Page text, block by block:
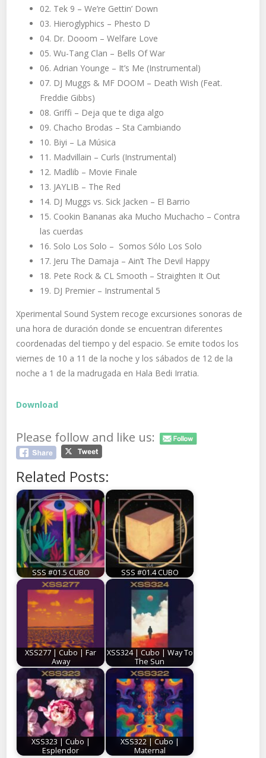
02. Tek 9 – We’re Gettin’ Down
03. Hieroglyphics – Phesto D
04. Dr. Dooom – Welfare Love
05. Wu-Tang Clan – Bells Of War
06. Adrian Younge – It’s Me (Instrumental)
07. DJ Muggs & MF DOOM – Death Wish (Feat.
Freddie Gibbs)
08. Griffi – Deja que te diga algo
09. Chacho Brodas – Sta Cambiando
10. Biyi – La Música
11. Madvillain – Curls (Instrumental)
12. Madlib – Movie Finale
13. JAYLIB – The Red
14. DJ Muggs vs. Sick Jacken – El Barrio
15. Cookin Bananas aka Mucho Muchacho – Contra
las cuerdas
16. Solo Los Solo – Somos Sólo Los Solo
17. Jeru The Damaja – Ain’t The Devil Happy
18. Pete Rock & CL Smooth – Straighten It Out
19. DJ Premier – Instrumental 5
Xperimental Sound System recoge excursiones sonoras de
una hora de duración donde se encuentran diferentes
coordenadas del tiempo y del espacio. Se emite todos los
viernes de 10 a 11 de la noche y los sábados de 12 de la
noche a 1 de la madrugada en Hala Bedi Irratia.
Download
Please follow and like us:
Related Posts:
SSS #01.5 CUBO SSS #01.4 CUBO
XSS277 | Cubo | Far
Away
XSS324 | Cubo | Way To
The Sun
XSS323 | Cubo |
Esplendor
XSS322 | Cubo |
Maternal